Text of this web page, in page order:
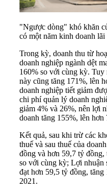
"Ngược dòng" khó khăn
có một năm kinh doanh
Trong kỳ, doanh thu từ
doanh nghiệp ngành dệt
160% so với cùng kỳ. Tuy
này cũng tăng 171%, lên
doanh nghiệp tiết giảm
chi phí quản lý doanh
giảm 4% và 26%, nên lợi
doanh tăng 155%, lên hơn
Kết quả, sau khi trừ các
thuế và sau thuế của
đồng và hơn 59,7 tỷ
so với cùng kỳ; Lợi nhuận
đạt hơn 59,5 tỷ đồng,
2021.